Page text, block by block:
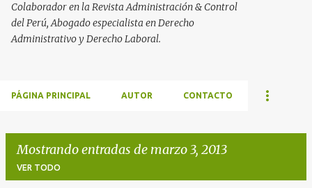
Colaborador en la Revista Administración & Control
del Perú, Abogado especialista en Derecho
Administrativo y Derecho Laboral.
PÁGINA PRINCIPAL AUTOR CONTACTO
Mostrando entradas de marzo 3, 2013
VER TODO